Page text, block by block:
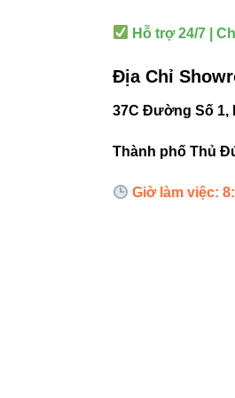
Hỗ trợ 24/7 |
Địa Chỉ
37C Đường Số
Thành phố Thủ
Giờ làm việc: